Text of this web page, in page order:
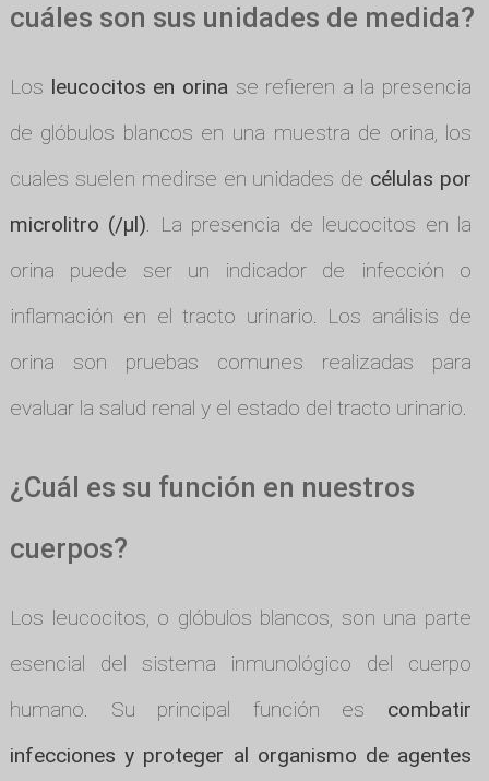
cuáles son sus unidades de medida?
Los leucocitos en orinase refieren a la presencia
de glóbulos blancos en una muestra de orina, los
cuales suelen medirse en unidades de células por
microlitro (/µl). La presencia de leucocitos en la
orina puede ser un indicador de infección o
inflamación en el tracto urinario. Los análisis de
orina son pruebas comunes realizadas para
evaluar la salud renal y el estado del tracto urinario.
¿Cuál es su función en nuestros
cuerpos?
Los leucocitos, o glóbulos blancos, son una parte
esencial del sistema inmunológico del cuerpo
humano. Su principal función es combatir
infecciones y proteger al organismo de agentes